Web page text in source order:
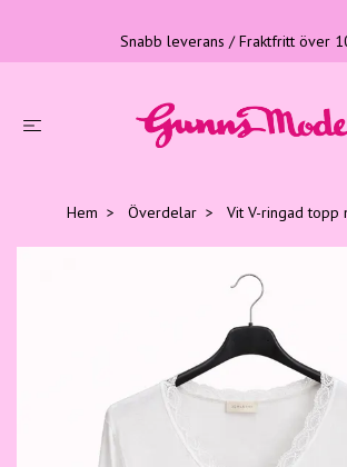
Snabb leverans / Fraktfritt över
Hem Överdelar Vit V-ringad topp